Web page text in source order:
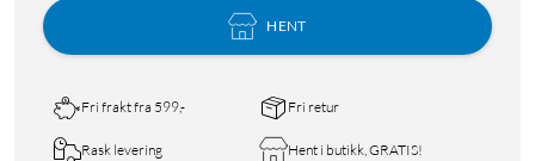
HENT
Fri frakt fra 599,- Fri retur
Rask levering Hent i butikk, GRATIS!